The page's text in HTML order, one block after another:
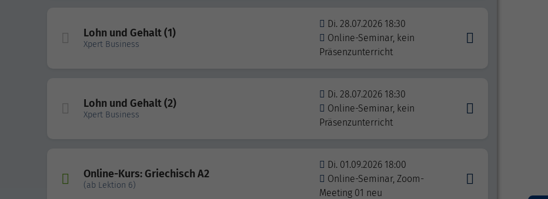
Lohn und Gehalt (1)
Xpert Business
Di. 28.07.2026 18:30
Online-Seminar, kein
Präsenzunterricht
Lohn und Gehalt (2)
Xpert Business
Di. 28.07.2026 18:30
Online-Seminar, kein
Präsenzunterricht
Online-Kurs: Griechisch A2
(ab Lektion 6)
Di. 01.09.2026 18:00
Online-Seminar, Zoom-
Meeting 01 neu